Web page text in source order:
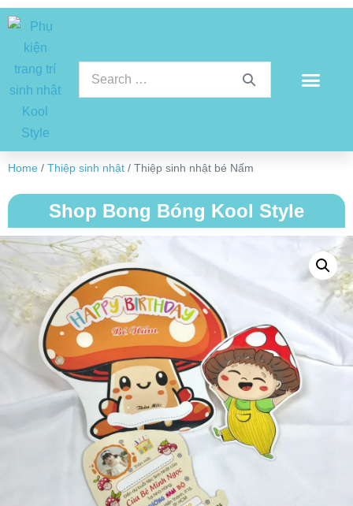
Home / Thiệp sinh nhật / Thiệp sinh nhật bé Nấm
Shop Bong Bóng Kool Style